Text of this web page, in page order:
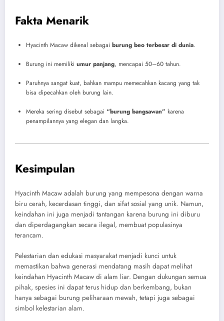
Fakta Menarik
Hyacinth Macaw dikenal sebagai burung beo terbesar di dunia.
Burung ini memiliki umur panjang, mencapai 50–60 tahun.
Paruhnya sangat kuat, bahkan mampu memecahkan kacang yang tak
bisa dipecahkan oleh burung lain.
Mereka sering disebut sebagai “burung bangsawan” karena
penampilannya yang elegan dan langka.
Kesimpulan
Hyacinth Macaw adalah burung yang mempesona dengan warna
biru cerah, kecerdasan tinggi, dan sifat sosial yang unik. Namun,
keindahan ini juga menjadi tantangan karena burung ini diburu
dan diperdagangkan secara ilegal, membuat populasinya
terancam.
Pelestarian dan edukasi masyarakat menjadi kunci untuk
memastikan bahwa generasi mendatang masih dapat melihat
keindahan Hyacinth Macaw di alam liar. Dengan dukungan semua
pihak, spesies ini dapat terus hidup dan berkembang, bukan
hanya sebagai burung peliharaan mewah, tetapi juga sebagai
simbol kelestarian alam.